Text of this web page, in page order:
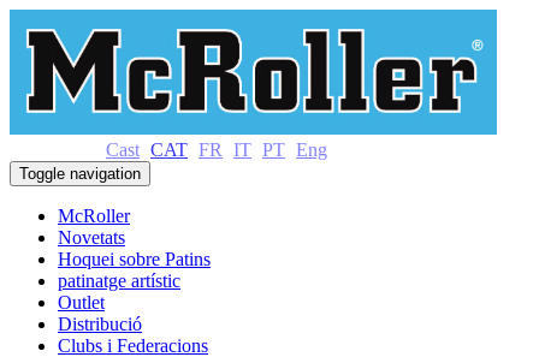
Cast CAT FR IT PT Eng
Toggle navigation
McRoller
Novetats
Hoquei sobre Patins
patinatge artístic
Outlet
Distribució
Clubs i Federacions